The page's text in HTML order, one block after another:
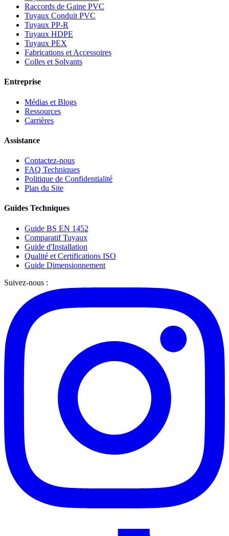
Raccords de Gaine PVC
Tuyaux Conduit PVC
Tuyaux PP-R
Tuyaux HDPE
Tuyaux PEX
Fabrications et Accessoires
Colles et Solvants
Entreprise
Médias et Blogs
Ressources
Carrières
Assistance
Contactez-nous
FAQ Techniques
Politique de Confidentialité
Plan du Site
Guides Techniques
Guide BS EN 1452
Comparatif Tuyaux
Guide d'Installation
Qualité et Certifications ISO
Guide Dimensionnement
Suivez-nous :